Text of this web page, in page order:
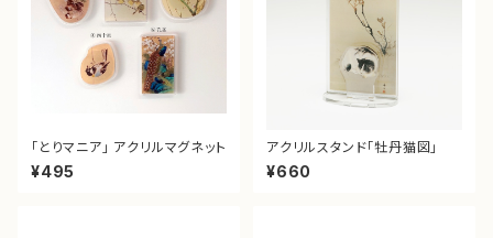
「とりマニア」 アクリルマグネット
¥495
アクリルスタンド「牡丹猫図」
¥660